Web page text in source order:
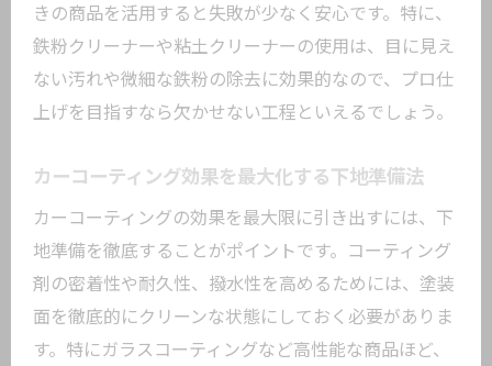
きの商品を活用すると失敗が少なく安心です。特に、
鉄粉クリーナーや粘土クリーナーの使用は、目に見え
ない汚れや微細な鉄粉の除去に効果的なので、プロ仕
上げを目指すなら欠かせない工程といえるでしょう。
カーコーティング効果を最大化する下地準備法
カーコーティングの効果を最大限に引き出すには、下
地準備を徹底することがポイントです。コーティング
剤の密着性や耐久性、撥水性を高めるためには、塗装
面を徹底的にクリーンな状態にしておく必要がありま
す。特にガラスコーティングなど高性能な商品ほど、